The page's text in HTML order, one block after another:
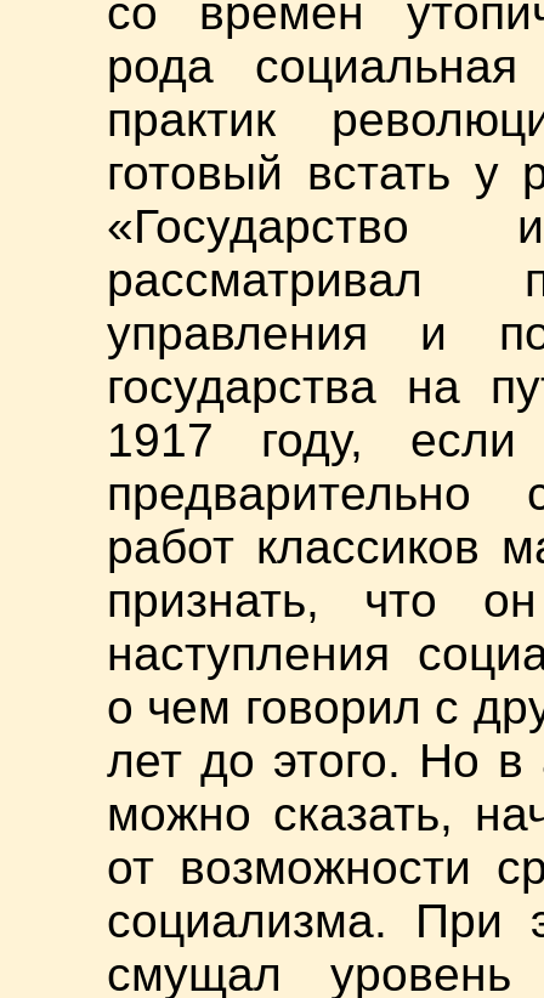
со времен
рода
практик
готовый встать у
рассматривал
управления и
государства на
1917 году, если
работ классиков
признать, что
наступления
о чем говорил с
лет до этого. Но в
можно сказать,
от возможности
социализма. При
смущал уровень